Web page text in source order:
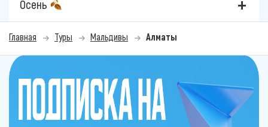
Осень
Главная Туры Мальдивы Алматы